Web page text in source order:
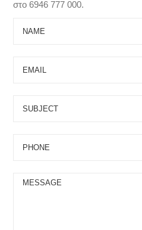
στο 6946 777 000.